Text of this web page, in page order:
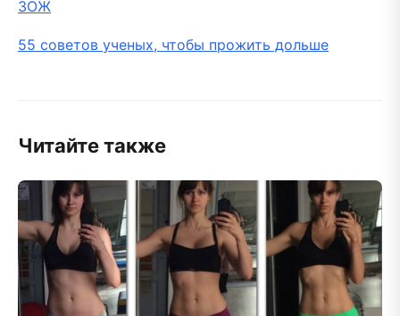
ЗОЖ
55 советов ученых, чтобы прожить дольше
Читайте также